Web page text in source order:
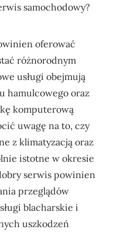
samochodowy?
oferować
różnorodnym
usługi obejmują
hamulcowego oraz
komputerową
uwagę na to, czy
z klimatyzacją oraz
istotne w okresie
serwis powinien
przeglądów
blacharskie i
uszkodzeń